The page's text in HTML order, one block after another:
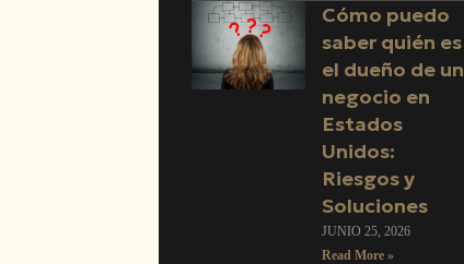
Cómo puedo
saber quién es
el dueño de un
negocio en
Estados
Unidos:
Riesgos y
Soluciones
JUNIO 25, 2026
Read More »